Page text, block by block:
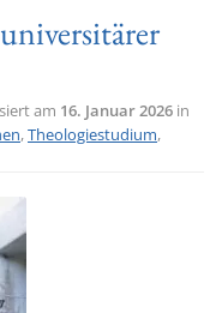
am 16. Januar 2026 in
,Theologiestudium,